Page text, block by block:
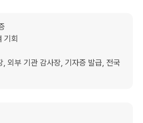
기회
외부 기관 감사장, 기자증 발급, 전국